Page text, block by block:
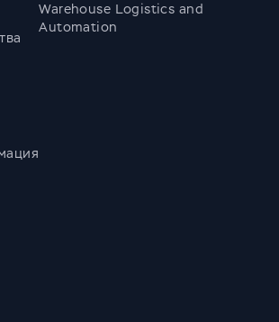
Warehouse Logistics and
Automation